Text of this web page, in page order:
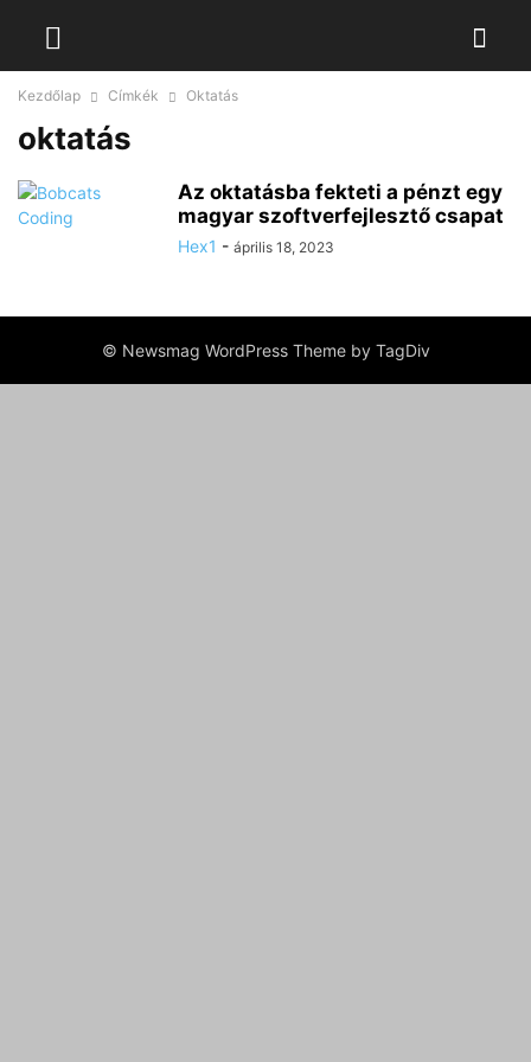
Kezdőlap Címkék Oktatás
oktatás
Az oktatásba fekteti a pénzt egy
magyar szoftverfejlesztő csapat
Hex1 - április 18, 2023
© Newsmag WordPress Theme by TagDiv